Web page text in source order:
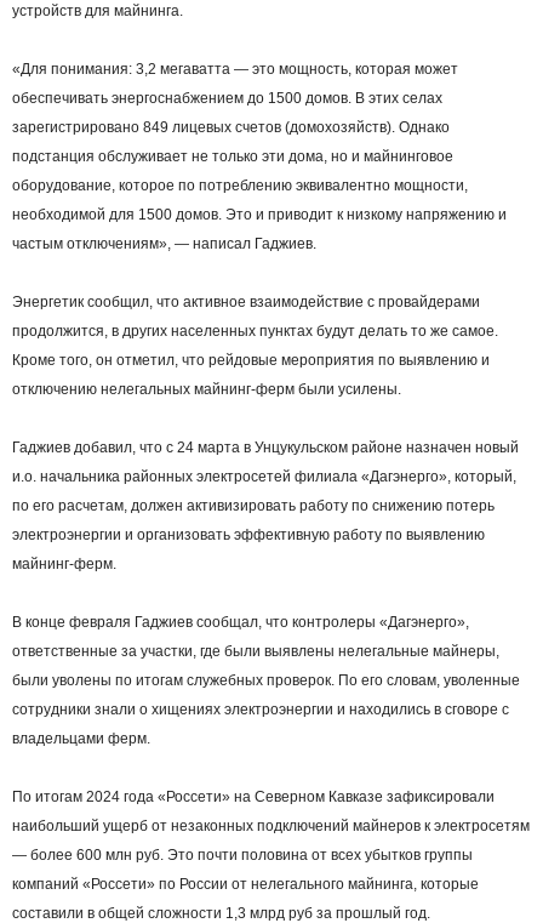
устройств для майнинга.
«Для понимания: 3,2 мегаватта — это мощность, которая может
обеспечивать энергоснабжением до 1500 домов. В этих селах
зарегистрировано 849 лицевых счетов (домохозяйств). Однако
подстанция обслуживает не только эти дома, но и майнинговое
оборудование, которое по потреблению эквивалентно мощности,
необходимой для 1500 домов. Это и приводит к низкому напряжению и
частым отключениям», — написал Гаджиев.
Энергетик сообщил, что активное взаимодействие с провайдерами
продолжится, в других населенных пунктах будут делать то же самое.
Кроме того, он отметил, что рейдовые мероприятия по выявлению и
отключению нелегальных майнинг-ферм были усилены.
Гаджиев добавил, что с 24 марта в Унцукульском районе назначен новый
и.о. начальника районных электросетей филиала «Дагэнерго», который,
по его расчетам, должен активизировать работу по снижению потерь
электроэнергии и организовать эффективную работу по выявлению
майнинг-ферм.
В конце февраля Гаджиев сообщал, что контролеры «Дагэнерго»,
ответственные за участки, где были выявлены нелегальные майнеры,
были уволены по итогам служебных проверок. По его словам, уволенные
сотрудники знали о хищениях электроэнергии и находились в сговоре с
владельцами ферм.
По итогам 2024 года «Россети» на Северном Кавказе зафиксировали
наибольший ущерб от незаконных подключений майнеров к электросетям
— более 600 млн руб. Это почти половина от всех убытков группы
компаний «Россети» по России от нелегального майнинга, которые
составили в общей сложности 1,3 млрд руб за прошлый год.